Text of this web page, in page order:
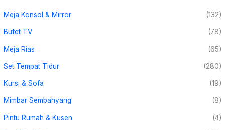
Meja Konsol & Mirror (132)
Bufet TV (78)
Meja Rias (65)
Set Tempat Tidur (280)
Kursi & Sofa (19)
Mimbar Sembahyang (8)
Pintu Rumah & Kusen (4)